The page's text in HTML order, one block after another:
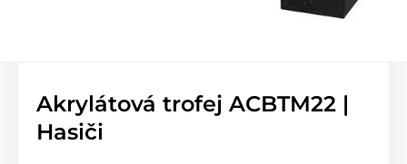
Akrylátová trofej ACBTM22 |
Hasiči